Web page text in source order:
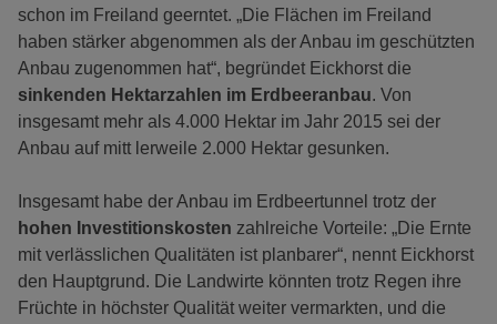
schon im Freiland geerntet. „Die Flächen im Freiland
haben stärker abgenommen als der Anbau im geschützten
Anbau zugenommen hat“, begründet Eickhorst die
sinkenden Hektarzahlen im Erdbeeranbau. Von
insgesamt mehr als 4.000 Hektar im Jahr 2015 sei der
Anbau auf mitt lerweile 2.000 Hektar gesunken.
Insgesamt habe der Anbau im Erdbeertunnel trotz der
hohen Investitionskosten zahlreiche Vorteile: „Die Ernte
mit verlässlichen Qualitäten ist planbarer“, nennt Eickhorst
den Hauptgrund. Die Landwirte könnten trotz Regen ihre
Früchte in höchster Qualität weiter vermarkten, und die